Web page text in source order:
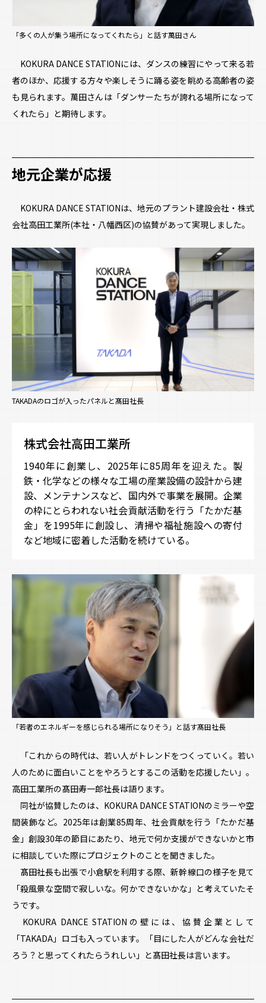
「多くの人が集う場所になってくれたら」と話す萬田さん
KOKURA DANCE STATIONには、ダンスの練習にやって来る若
者のほか、応援する方々や楽しそうに踊る姿を眺める高齢者の姿
も見られます。萬田さんは「ダンサーたちが誇れる場所になって
くれたら」と期待します。
地元企業が応援
KOKURA DANCE STATIONは、地元のプラント建設会社・株式
会社高田工業所(本社・八幡西区)の協賛があって実現しました。
TAKADAのロゴが入ったパネルと髙田社長
株式会社高田工業所
1940年に創業し、2025年に85周年を迎えた。製
鉄・化学などの様々な工場の産業設備の設計から建
設、メンテナンスなど、国内外で事業を展開。企業
の枠にとらわれない社会貢献活動を行う「たかだ基
金」を1995年に創設し、清掃や福祉施設への寄付
など地域に密着した活動を続けている。
「若者のエネルギーを感じられる場所になりそう」と話す髙田社長
「これからの時代は、若い人がトレンドをつくっていく。若い
人のために面白いことをやろうとするこの活動を応援したい」。
高田工業所の髙田寿一郎社長は語ります。
同社が協賛したのは、KOKURA DANCE STATIONのミラーや空
間装飾など。2025年は創業85周年、社会貢献を行う「たかだ基
金」創設30年の節目にあたり、地元で何か支援ができないかと市
に相談していた際にプロジェクトのことを聞きました。
髙田社長も出張で小倉駅を利用する際、新幹線口の様子を見て
「殺風景な空間で寂しいな。何かできないかな」と考えていたそ
うです。
KOKURA DANCE STATIONの壁には、協賛企業として
「TAKADA」ロゴも入っています。「目にした人がどんな会社だ
ろう？と思ってくれたらうれしい」と髙田社長は言います。